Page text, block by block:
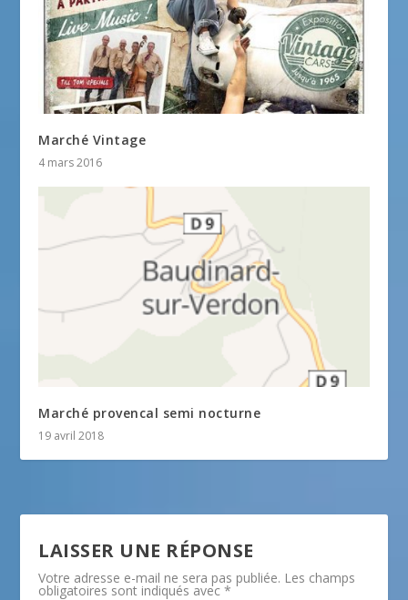
Marché Vintage
4 mars 2016
Marché provencal semi nocturne
19 avril 2018
LAISSER UNE RÉPONSE
Votre adresse e-mail ne sera pas publiée. Les champs
obligatoires sont indiqués avec*